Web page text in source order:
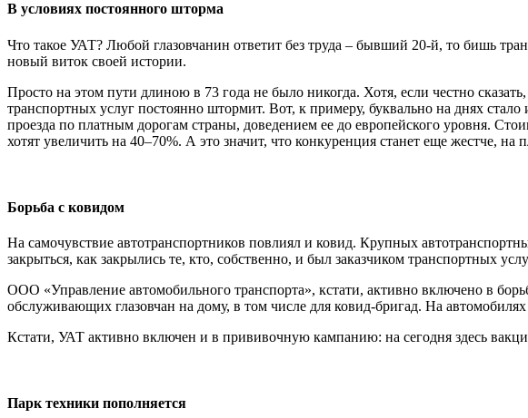
В условиях постоянного шторма
Что такое УАТ? Любой глазовчанин ответит без труда – бывший 20-й, то бишь
новый виток своей истории.
Просто на этом пути длиною в 73 года не было никогда. Хотя, если честно
транспортных услуг постоянно штормит. Вот, к примеру, буквально на днях
проезда по платным дорогам страны, доведением ее до европейского уровня.
хотят увеличить на 40–70%. А это значит, что конкуренция станет еще жестче, на
Борьба с ковидом
На самочувствие автотранспортников повлиял и ковид. Крупных
закрыться, как закрылись те, кто, собственно, и был заказчиком транспортных
ООО «Управление автомобильного транспорта», кстати, активно включено в
обслуживающих глазовчан на дому, в том числе для ковид-бригад. На
Кстати, УАТ активно включен и в прививочную кампанию: на сегодня здесь
Парк техники пополняется